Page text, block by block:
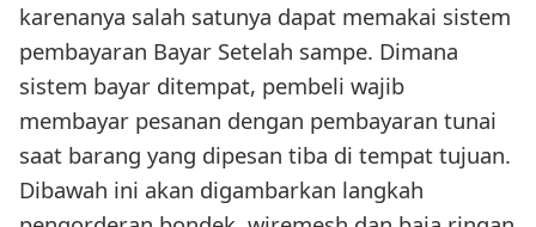
karenanya salah satunya dapat memakai sistem
pembayaran Bayar Setelah sampe. Dimana
sistem bayar ditempat, pembeli wajib
membayar pesanan dengan pembayaran tunai
saat barang yang dipesan tiba di tempat tujuan.
Dibawah ini akan digambarkan langkah